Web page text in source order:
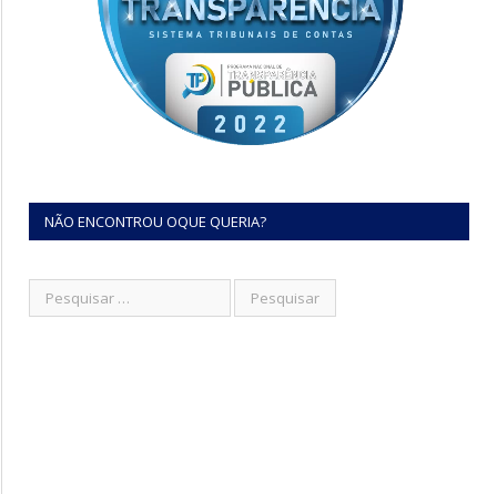
NÃO ENCONTROU OQUE QUERIA?